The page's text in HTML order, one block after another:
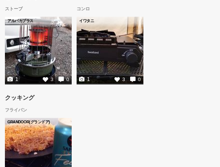
ストーブ
アルパカプラス
3 0
1
コンロ
イワタニ
3 0
1
クッキング
フライパン
GRANDOOR(グランドア)